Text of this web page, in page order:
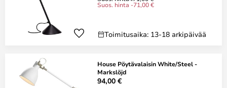
Suos. hinta -71,00 €
Toimitusaika: 13-18 arkipäivää
House Pöytävalaisin White/Steel -
Markslöjd
94,00 €